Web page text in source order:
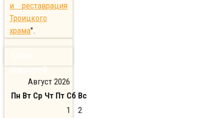
и реставрация
Троицкого
храма".
новостей
Август 2026
Пн Вт Ср Чт Пт Сб Вс
1
2